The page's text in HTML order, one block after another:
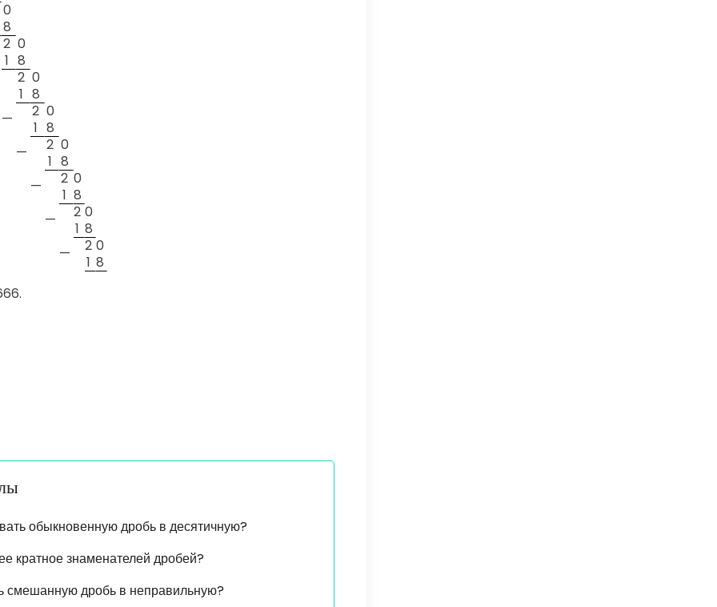
0
8
2 0
1 8
2 0
1 8
—
2 0
1 8
—
2 0
1 8
—
2 0
1 8
—
2 0
1 8
—
2 0
1 8
обыкновенную дробь в десятичную?
кратное знаменателей дробей?
смешанную дробь в неправильную?